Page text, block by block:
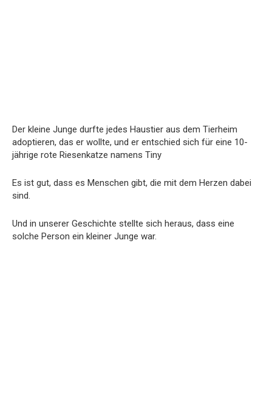
Der kleine Junge durfte jedes Haustier aus dem Tierheim
adoptieren, das er wollte, und er entschied sich für eine 10-
jährige rote Riesenkatze namens Tiny
Es ist gut, dass es Menschen gibt, die mit dem Herzen dabei
sind.
Und in unserer Geschichte stellte sich heraus, dass eine
solche Person ein kleiner Junge war.